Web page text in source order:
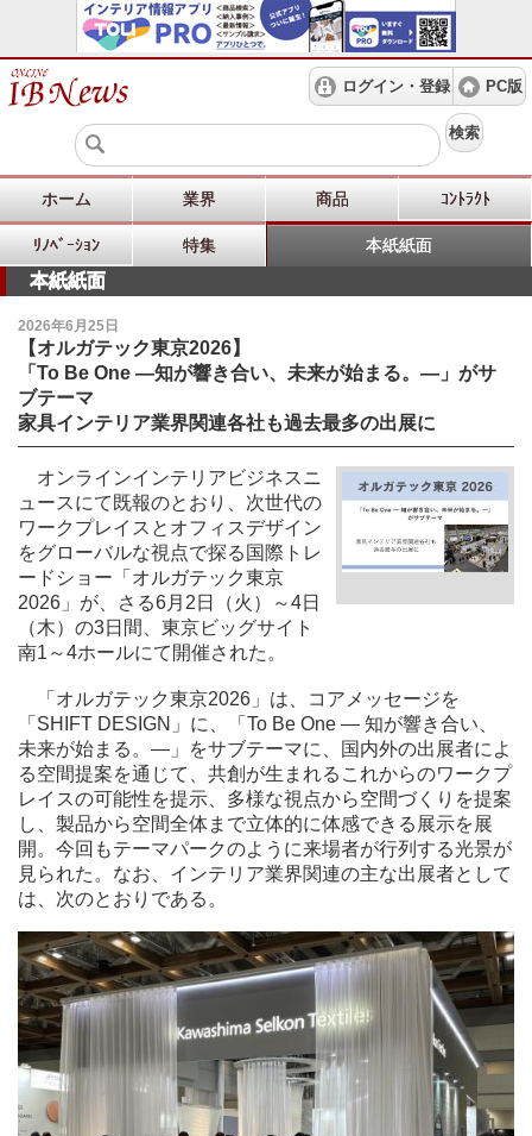
ログイン・登録 PC版
検索
ホーム 業界 商品 ｺﾝﾄﾗｸﾄ
ﾘﾉﾍﾞｰｼｮﾝ 特集 本紙紙面
本紙紙面
2026年6月25日
【オルガテック東京2026】
「To Be One ―知が響き合い、未来が始まる。―」がサ
ブテーマ
家具インテリア業界関連各社も過去最多の出展に
オンラインインテリアビジネスニ
ュースにて既報のとおり、次世代の
ワークプレイスとオフィスデザイン
をグローバルな視点で探る国際トレ
ードショー「オルガテック東京
2026」が、さる6月2日（火）～4日
（木）の3日間、東京ビッグサイト
南1～4ホールにて開催された。
「オルガテック東京2026」は、コアメッセージを
「SHIFT DESIGN」に、「To Be One ― 知が響き合い、
未来が始まる。―」をサブテーマに、国内外の出展者によ
る空間提案を通じて、共創が生まれるこれからのワークプ
レイスの可能性を提示、多様な視点から空間づくりを提案
し、製品から空間全体まで立体的に体感できる展示を展
開。今回もテーマパークのように来場者が行列する光景が
見られた。なお、インテリア業界関連の主な出展者として
は、次のとおりである。